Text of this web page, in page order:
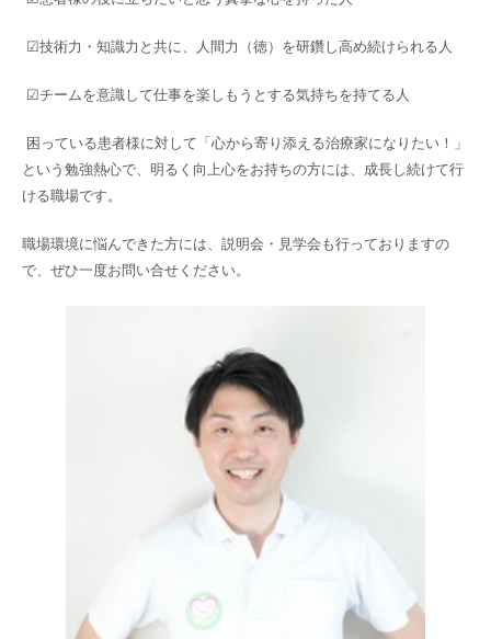
☑技術力・知識力と共に、人間力（徳）を研鑽し高め続けられる人
☑チームを意識して仕事を楽しもうとする気持ちを持てる人
困っている患者様に対して「心から寄り添える治療家になりたい！」
という勉強熱心で、明るく向上心をお持ちの方には、成長し続けて行
ける職場です。
職場環境に悩んできた方には、説明会・見学会も行っておりますの
で、ぜひ一度お問い合せください。